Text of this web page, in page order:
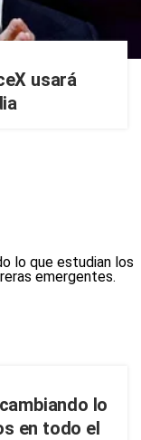
usará
lo
en todo el